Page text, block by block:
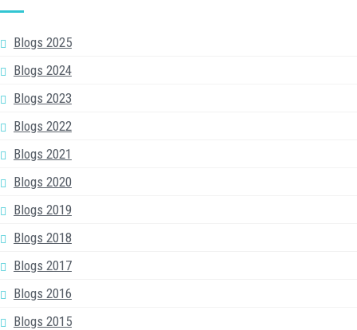
Blogs 2025
Blogs 2024
Blogs 2023
Blogs 2022
Blogs 2021
Blogs 2020
Blogs 2019
Blogs 2018
Blogs 2017
Blogs 2016
Blogs 2015